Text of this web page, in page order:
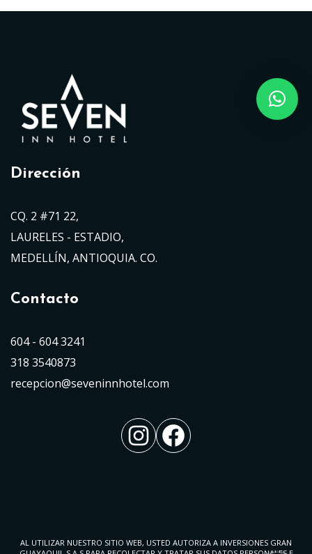
Dirección
CQ. 2 #71 22,
LAURELES - ESTADIO,
MEDELLÍN, ANTIOQUIA. CO.
Contacto
604 - 604 3241
318 3540873
recepcion@seveninnhotel.com
Instagram
Facebook
AL UTILIZAR NUESTRO SITIO WEB, USTED AUTORIZA A INVERSIONES GRAN